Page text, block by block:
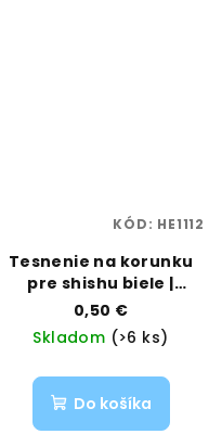
Tesnenie na korunku
pre shishu biele |
SHISHA | VAPORAMA
0,50 €
Skladom (>6 ks)
Do košíka
KÓD: HE1112